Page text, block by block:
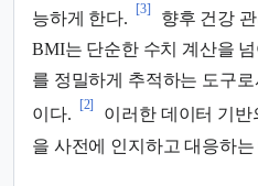
능하게 한다.
[3]
향후 건강
BMI는 단순한 수치 계산을
를 정밀하게 추적하는 도구
이다.
[2]
이러한 데이터 기
을 사전에 인지하고 대응하